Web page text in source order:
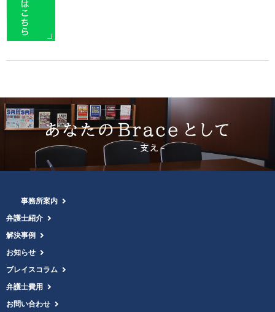
事務所案内
弁護士紹介
解決事例
お知らせ
ブレイスコラム
弁護士費用
お問い合わせ